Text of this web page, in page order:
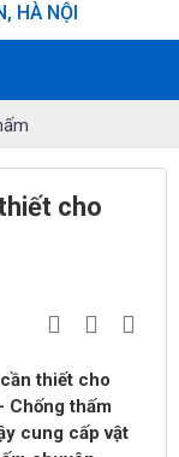
HÀ NỘI
cho
thiết cho
Chống thấm
cung cấp vật